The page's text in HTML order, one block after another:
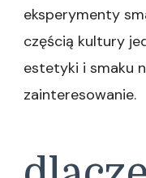
eksperymenty
częścią kultury
estetyki i smaku
zainteresowanie.